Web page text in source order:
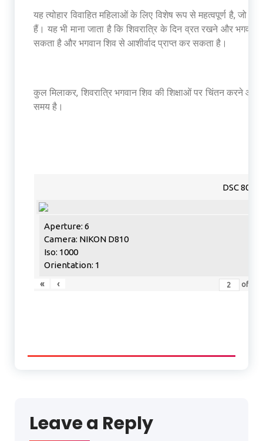
यह त्योहार विवाहित महिलाओं के लिए विशेष रूप से महत्वपूर्ण है, जो
हैं। यह भी माना जाता है कि शिवरात्रि के दिन व्रत रखने और भगवान
सकता है और भगवान शिव से आशीर्वाद प्राप्त कर सकता है।
कुल मिलाकर, शिवरात्रि भगवान शिव की शिक्षाओं पर चिंतन करने
समय है।
DSC 8053
Aperture: 6
Camera: NIKON D810
Iso: 1000
Orientation: 1
«
‹ of
Leave a Reply